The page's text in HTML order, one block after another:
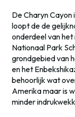
De Charyn Cayon
loopt de de
onderdeel van
Nationaal Park
grondgebied van
en het
behoorlijk wat
Amerika maar is
minder